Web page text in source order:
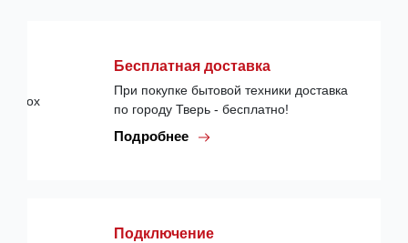
Бесплатная доставка
При покупке бытовой техники доставка
по городу Тверь - бесплатно!
Подробнее
Подключение